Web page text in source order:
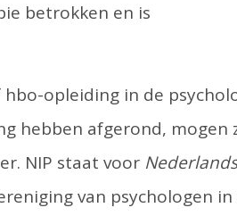
betrokken en is
opleiding in de
hebben afgerond, mogen
NIP staat voor
van psychologen